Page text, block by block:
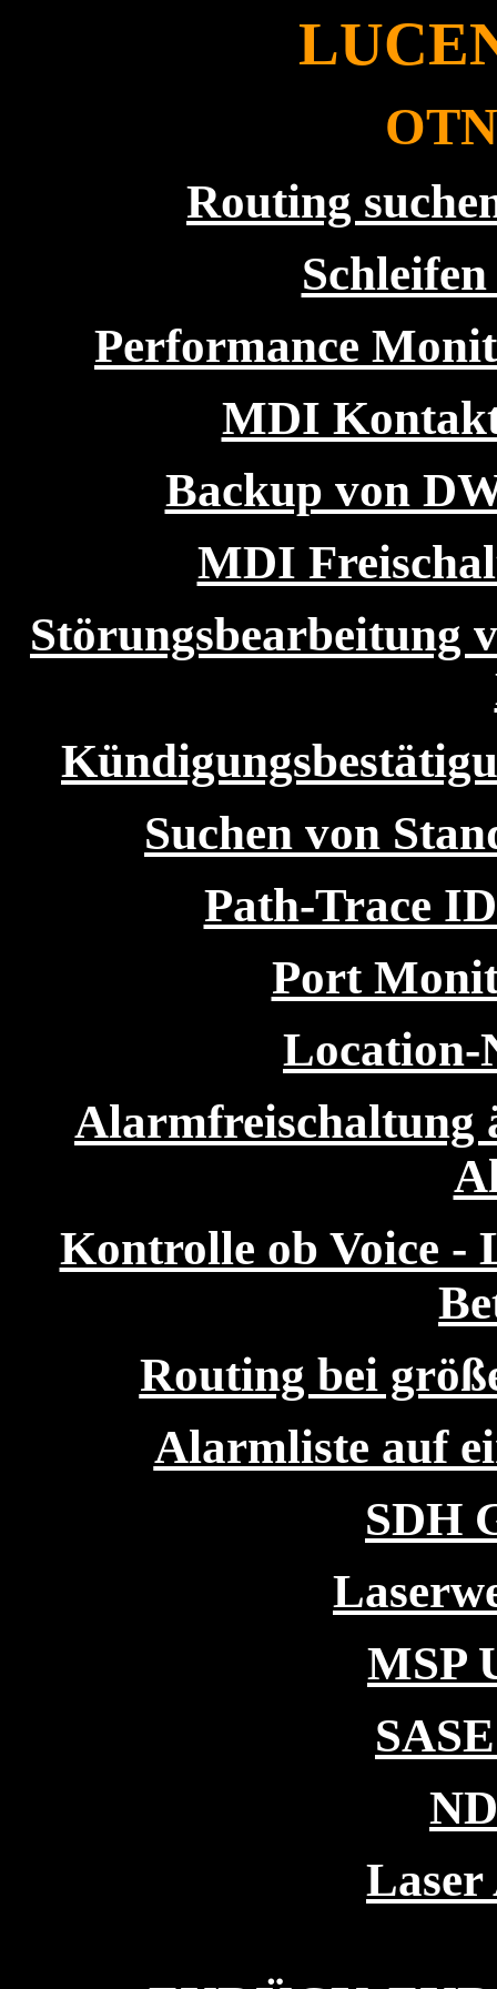
Routing
Performance
MDI
Backup von
MDI
Suchen von
Path-Trace
Port
Location-
Alarmfreischaltung
Kontrolle ob Voice -
Routing bei
Alarmliste auf
SDH
MSP
Laser